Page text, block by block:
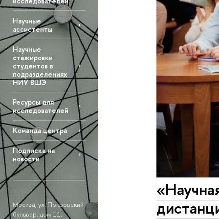
Научные
ассистенты
Научные
стажировки
студентов в
подразделениях
НИУ ВШЭ
Ресурсы для
исследователей
Команда центра
Подписка на
новости
Москва, ул. Покровский
бульвар, дом 11,